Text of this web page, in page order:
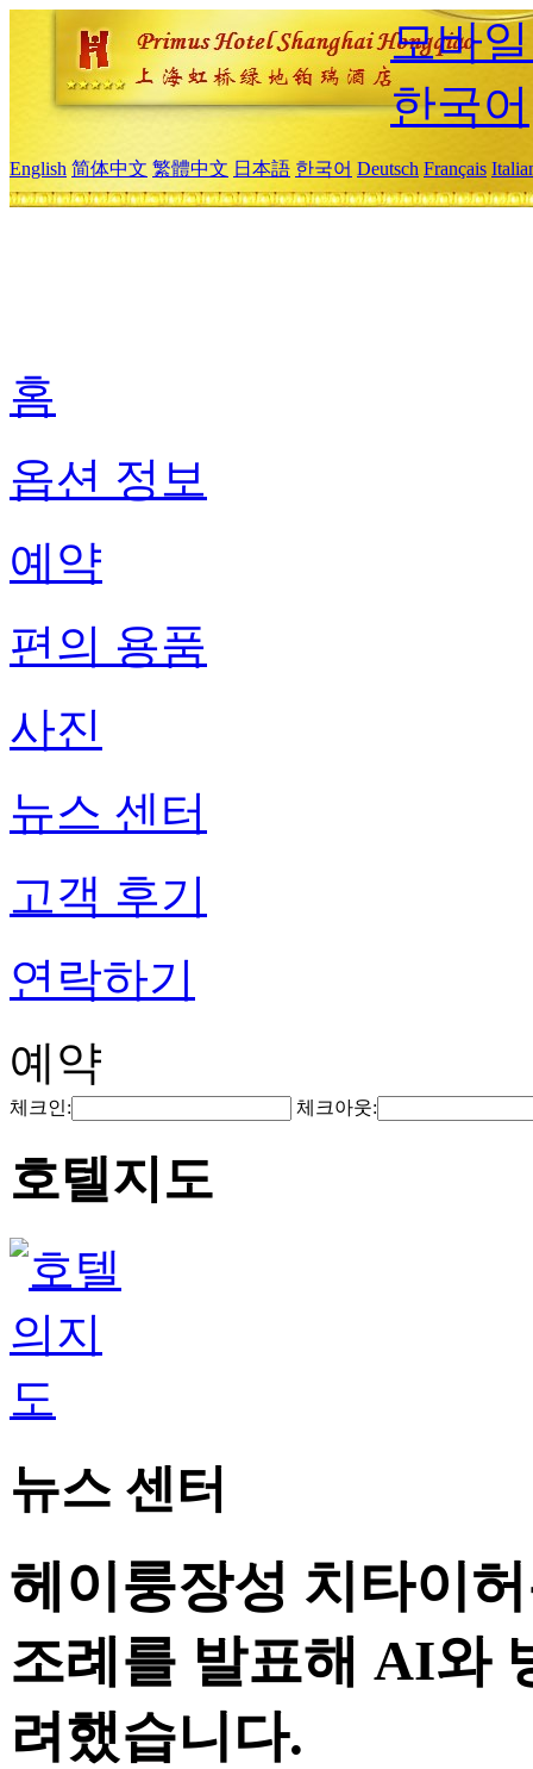
모바
한국어
English 简体中文 繁體中文 日本語 한국어 Deutsch Français
홈
옵션 정보
예약
편의 용품
사진
뉴스 센터
고객 후기
연락하기
예약
체크인: 체크아웃:
호텔지도
뉴스 센터
헤이룽장성 치타이
조례를 발표해 AI와
려했습니다.